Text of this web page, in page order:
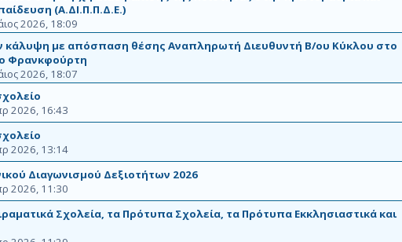
(Α.ΔΙ.Π.Π.Δ.Ε.)
2026, 18:09
κάλυψη με απόσπαση θέσης Αναπληρωτή Διευθυντή Β/ου Κύκλου στο
Φρανκφούρτη
2026, 18:07
2026, 16:43
2026, 13:14
Διαγωνισμού Δεξιοτήτων 2026
2026, 11:30
Σχολεία, τα Πρότυπα Σχολεία, τα Πρότυπα Εκκλησιαστικά και